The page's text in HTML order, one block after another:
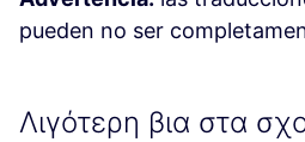
pueden no ser
Λιγότερη βια στα